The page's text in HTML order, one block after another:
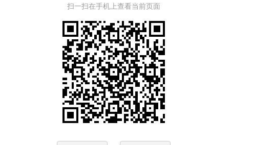
扫一扫在手机上查看当前页面